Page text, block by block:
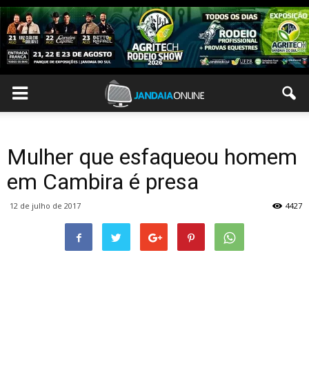
Mulher que esfaqueou homem
em Cambira é presa
12 de julho de 2017 4427